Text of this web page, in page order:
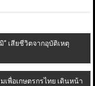
เสียชีวิตจากอุบัติเหตุ
พื่อเกษตรกรไทย เดินหน้า